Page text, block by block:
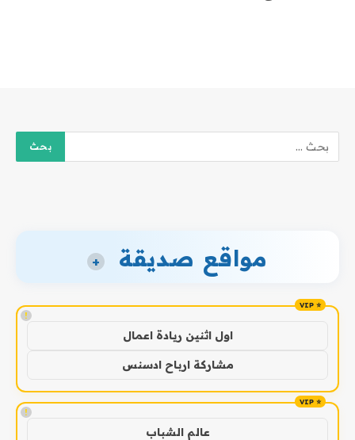
مواقع صديقة +
!
اول اثنين ريادة اعمال
مشاركة ارباح ادسنس
!
عالم الشباب